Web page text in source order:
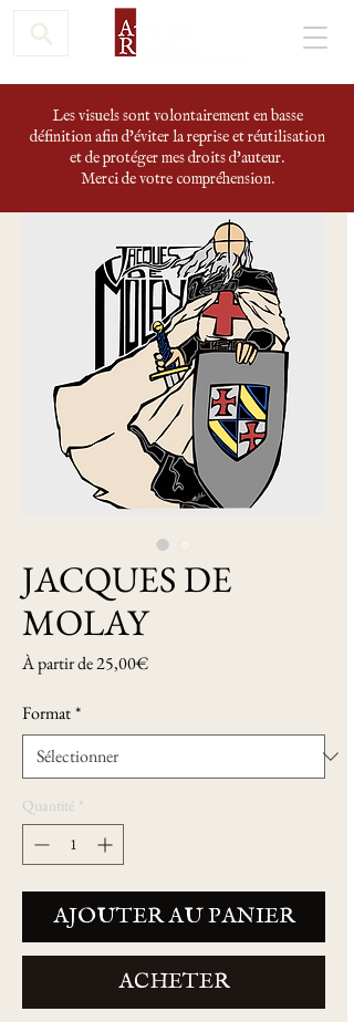
Les visuels sont volontairement en basse
définition afin d'éviter la reprise et réutilisation
et de protéger mes droits d'auteur.
Merci de votre compréhension.
JACQUES DE
MOLAY
À partir de25,00€Prix
Format*
Quantité *
AJOUTER AU PANIER
ACHETER